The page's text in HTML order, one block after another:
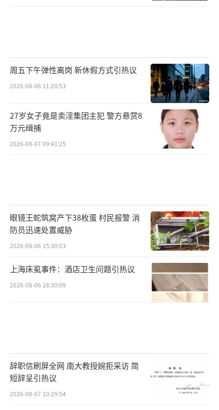
周五下午弹性离岗 新休假方式引热议
2026-08-06 11:20:53
27岁女子竟是卖淫集团主犯 警方悬赏8
万元缉捕
2026-08-07 09:41:25
眼镜王蛇筑窝产下38枚蛋 村民报警 消
防员迅速处置威胁
2026-08-06 15:30:03
上海床虱事件：酒店卫生问题引热议
2026-08-06 18:30:09
辞职信刷屏全网 南大教授婉拒采访 简
短辞呈引热议
2026-08-07 10:29:54